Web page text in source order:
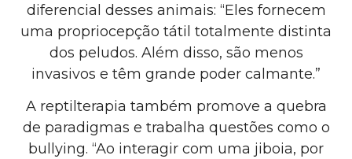
diferencial desses animais: “Eles fornecem
uma propriocepção tátil totalmente distinta
dos peludos. Além disso, são menos
invasivos e têm grande poder calmante.”
A reptilterapia também promove a quebra
de paradigmas e trabalha questões como o
bullying. “Ao interagir com uma jiboia, por